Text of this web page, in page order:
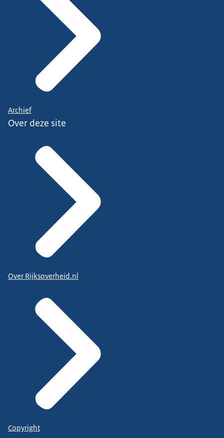
Archief
Over deze site
Over Rijksoverheid.nl
Copyright